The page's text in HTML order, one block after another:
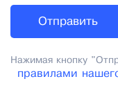
Нажимая кнопку
правилами